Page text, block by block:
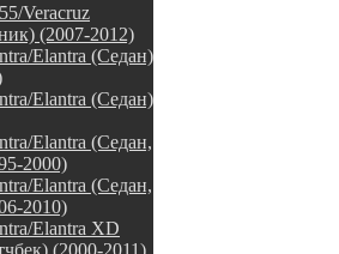
Veracruz
(2007-2012)
Elantra (Седан)
Elantra (Седан)
Elantra (Седан,
2000)
Elantra (Седан,
2010)
Elantra XD
(2000-2011)